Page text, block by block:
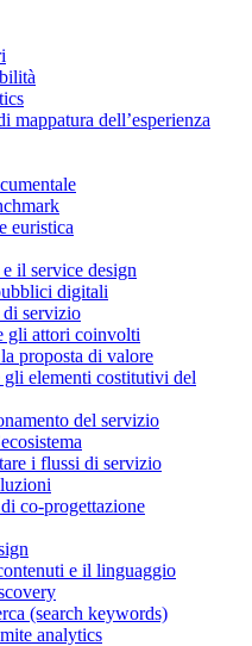
mappatura dell’esperienza
euristica
il service design
digitali
servizio
gli attori coinvolti
proposta di valore
gli elementi costitutivi del
del servizio
i flussi di servizio
co-progettazione
e il linguaggio
(search keywords)
analytics